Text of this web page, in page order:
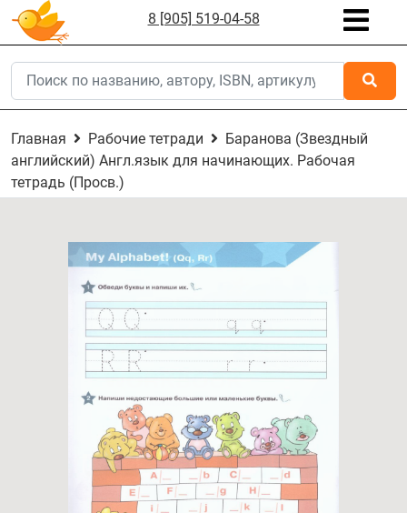
8 [905] 519-04-58
Главная Рабочие тетради
Баранова (Звездный
английский) Англ.язык для начинающих. Рабочая
тетрадь (Просв.)